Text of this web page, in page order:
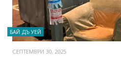
БАЙ ДЪ УЕЙ
СЕПТЕМВРИ 30, 2025